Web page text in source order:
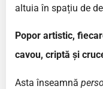
altuia în spațiu de
Popor artistic,
cavou, criptă și
Asta înseamnă